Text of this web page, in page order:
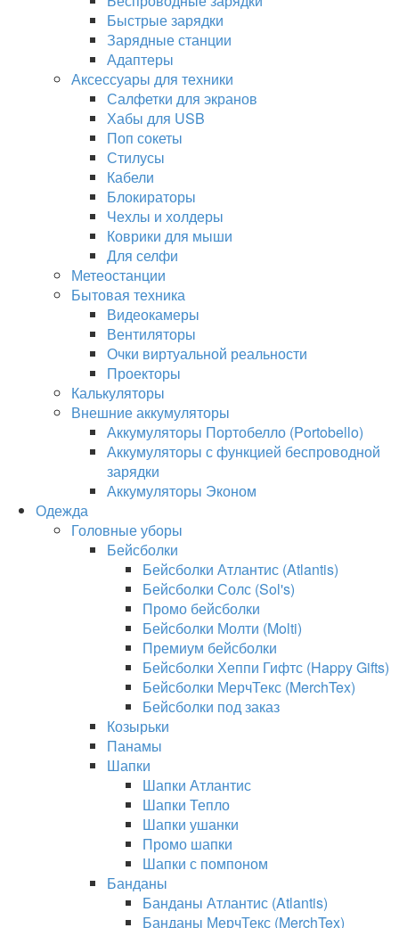
Быстрые зарядки
Зарядные станции
Адаптеры
Аксессуары для техники
Салфетки для экранов
Хабы для USB
Поп сокеты
Стилусы
Кабели
Блокираторы
Чехлы и холдеры
Коврики для мыши
Для селфи
Метеостанции
Бытовая техника
Видеокамеры
Вентиляторы
Очки виртуальной реальности
Проекторы
Калькуляторы
Внешние аккумуляторы
Аккумуляторы Портобелло (Portobello)
Аккумуляторы с функцией беспроводной
зарядки
Аккумуляторы Эконом
Одежда
Головные уборы
Бейсболки
Бейсболки Атлантис (Atlantis)
Бейсболки Солс (Sol's)
Промо бейсболки
Бейсболки Молти (Molti)
Премиум бейсболки
Бейсболки Хеппи Гифтс (Happy Gifts)
Бейсболки МерчТекс (MerchTex)
Бейсболки под заказ
Козырьки
Панамы
Шапки
Шапки Атлантис
Шапки Тепло
Шапки ушанки
Промо шапки
Шапки с помпоном
Банданы
Банданы Атлантис (Atlantis)
Банданы МерчТекс (MerchTex)